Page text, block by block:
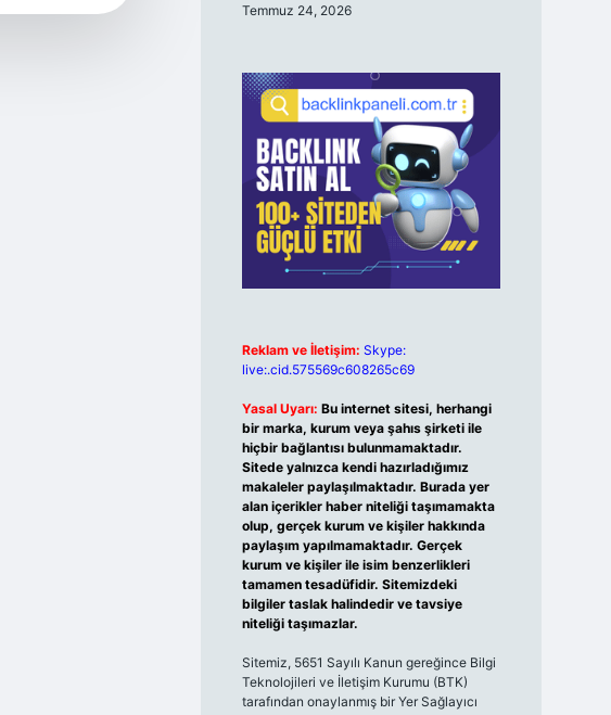
Temmuz 24, 2026
Reklam ve İletişim: Skype:
live:.cid.575569c608265c69
Yasal Uyarı: Bu internet sitesi, herhangi
bir marka, kurum veya şahıs şirketi ile
hiçbir bağlantısı bulunmamaktadır.
Sitede yalnızca kendi hazırladığımız
makaleler paylaşılmaktadır. Burada yer
alan içerikler haber niteliği taşımamakta
olup, gerçek kurum ve kişiler hakkında
paylaşım yapılmamaktadır. Gerçek
kurum ve kişiler ile isim benzerlikleri
tamamen tesadüfidir. Sitemizdeki
bilgiler taslak halindedir ve tavsiye
niteliği taşımazlar.
Sitemiz, 5651 Sayılı Kanun gereğince Bilgi
Teknolojileri ve İletişim Kurumu (BTK)
tarafından onaylanmış bir Yer Sağlayıcı